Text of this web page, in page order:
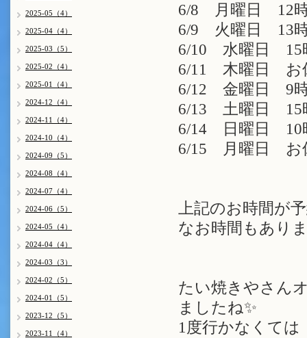
6/8 月曜日 12
6/9 火曜日 13
6/10 水曜日 15
6/11 木曜日 お
6/12 金曜日 9時
6/13 土曜日 15
6/14 日曜日 10
6/15 月曜日 お
上記のお時間が
なお時間もあり
たい焼きやさん
ましたね✨️
1度行かなくては
2025-05（4）
2025-04（4）
2025-03（5）
2025-02（4）
2025-01（4）
2024-12（4）
2024-11（4）
2024-10（4）
2024-09（5）
2024-08（4）
2024-07（4）
2024-06（5）
2024-05（4）
2024-04（4）
2024-03（3）
2024-02（5）
2024-01（5）
2023-12（5）
2023-11（4）